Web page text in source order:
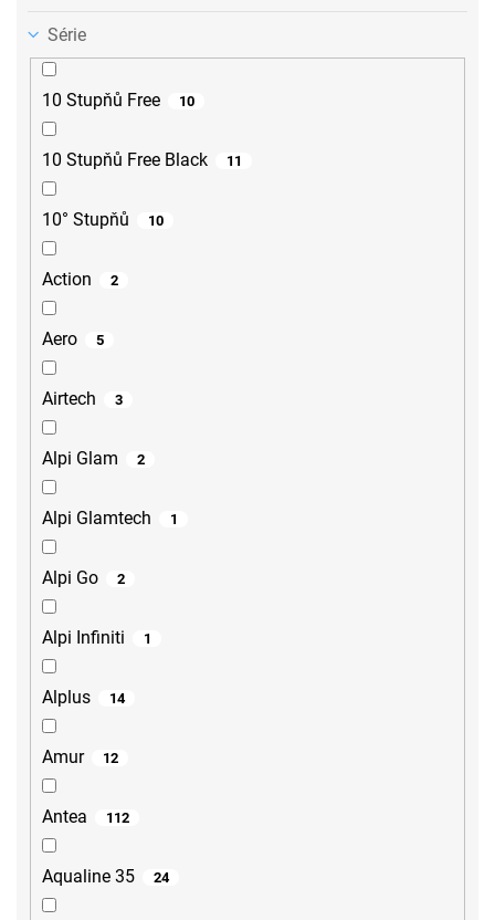
Série
10 Stupňů Free 10
10 Stupňů Free Black 11
10° Stupňů 10
Action 2
Aero 5
Airtech 3
Alpi Glam 2
Alpi Glamtech 1
Alpi Go 2
Alpi Infiniti 1
Alplus 14
Amur 12
Antea 112
Aqualine 35 24